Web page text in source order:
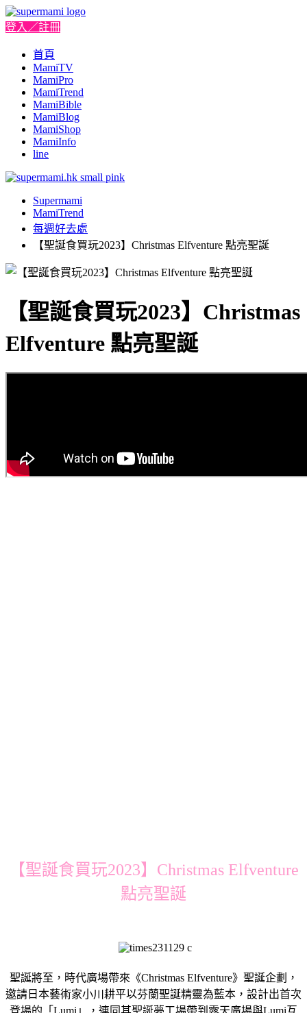
登入／註冊
首頁
MamiTV
MamiPro
MamiTrend
MamiBible
MamiBlog
MamiShop
MamiInfo
line
Supermami
MamiTrend
每週好去處
【聖誕食買玩2023】Christmas Elfventure 點亮聖誕
【聖誕食買玩2023】Christmas
Elfventure 點亮聖誕
【聖誕食買玩2023】Christmas Elfventure
點亮聖誕
聖誕將至，時代廣場帶來《Christmas Elfventure》聖誕企劃，
邀請日本藝術家小川耕平以芬蘭聖誕精靈為藍本，設計出首次
登場的「Lumi」，連同其聖誕夢工場帶到露天廣場與Lumi互